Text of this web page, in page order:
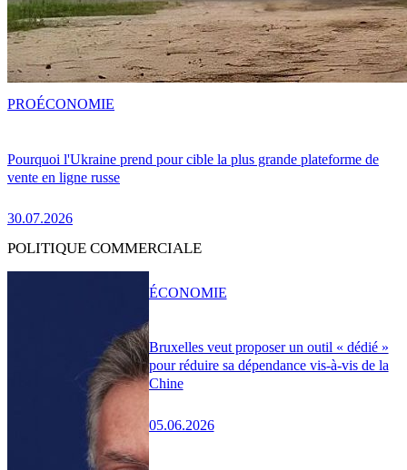
Pourquoi l'Ukraine prend pour cible la plus grande plateforme de
vente en ligne russe
30.07.2026
PROÉCONOMIE
POLITIQUE COMMERCIALE
Bruxelles veut proposer un outil « dédié »
pour réduire sa dépendance vis-à-vis de la
Chine
05.06.2026
ÉCONOMIE